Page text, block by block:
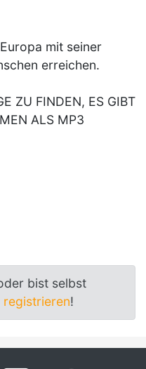
mit seiner
erreichen.
ZU FINDEN, ES GIBT
ALS MP3
bist selbst
!